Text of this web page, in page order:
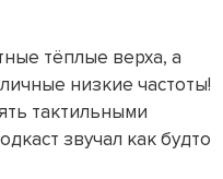
тёплые верха, а
низкие частоты!
тактильными
звучал как будто